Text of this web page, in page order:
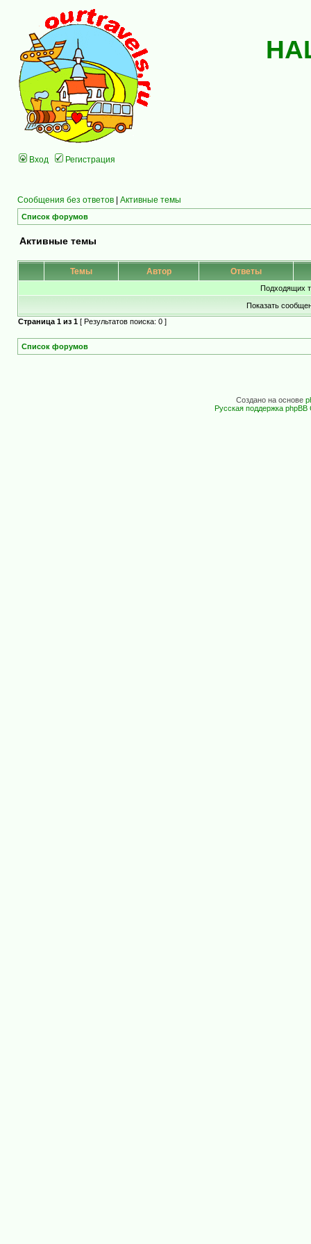
Вход Регистрация
Сообщения без ответов | Активные темы
Список форумов
Активные темы
Темы Автор Ответы
Подходящих
Показать
Страница 1 из 1 [ Результатов поиска: 0 ]
Список форумов
Создано на основе
Русская поддержка phpBB